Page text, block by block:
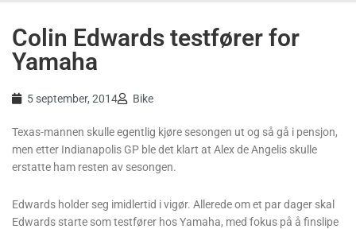
Colin Edwards testfører for
Yamaha
5 september, 2014 Bike
Texas-mannen skulle egentlig kjøre sesongen ut og så gå i pensjon,
men etter Indianapolis GP ble det klart at Alex de Angelis skulle
erstatte ham resten av sesongen.
Edwards holder seg imidlertid i vigør. Allerede om et par dager skal
Edwards starte som testfører hos Yamaha, med fokus på å finslipe